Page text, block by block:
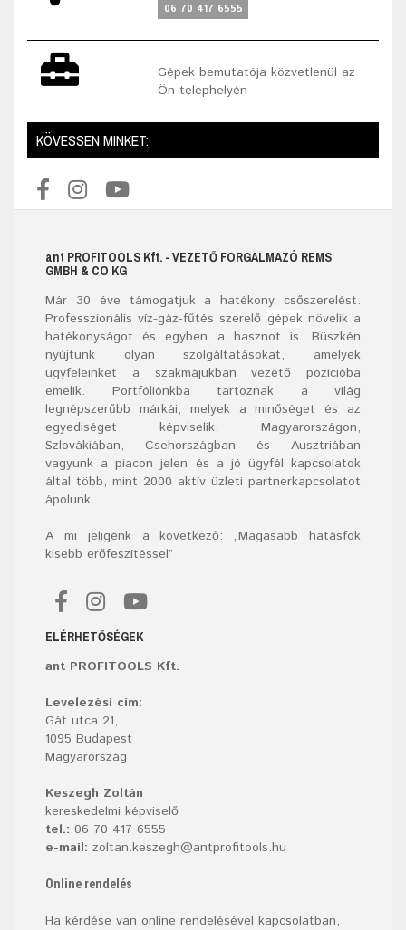
06 70 417 6555
Gépek bemutatója közvetlenül az
Ön telephelyén
KÖVESSEN MINKET:
ant PROFITOOLS Kft. - VEZETŐ FORGALMAZÓ REMS
GMBH & CO KG
Már 30 éve támogatjuk a hatékony csőszerelést.
Professzionális víz-gáz-fűtés szerelő gépeknövelik a
hatékonyságot és egyben a hasznot is. Büszkén
nyújtunk olyan szolgáltatásokat, amelyek
ügyfeleinket a szakmájukban vezető pozícióba
emelik. Portfóliónkba tartoznak a világ
legnépszerűbb márkái, melyek a minőséget és az
egyediséget képviselik. Magyarországon,
Szlovákiában, Csehországban és Ausztriában
vagyunk a piacon jelen és a jó ügyfél kapcsolatok
által több, mint 2000 aktív üzleti partnerkapcsolatot
ápolunk.
A mi jeligénk a következő: „Magasabb hatásfok
kisebb erőfeszítéssel”
ELÉRHETŐSÉGEK
ant PROFITOOLS Kft.
Levelezési cím:
Gát utca 21,
1095 Budapest
Magyarország
Keszegh Zoltán
kereskedelmi képviselő
tel.: 06 70 417 6555
e-mail: zoltan.keszegh@antprofitools.hu
Online rendelés
Ha kérdése van online rendelésével kapcsolatban,